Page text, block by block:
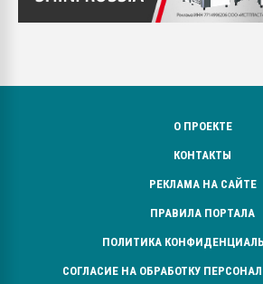
О ПРОЕКТЕ
КОНТАКТЫ
РЕКЛАМА НА САЙТЕ
ПРАВИЛА ПОРТАЛА
ПОЛИТИКА
СОГЛАСИЕ НА ОБРАБОТКУ